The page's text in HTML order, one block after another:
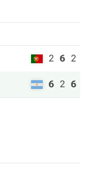
2 6 2
6 2 6